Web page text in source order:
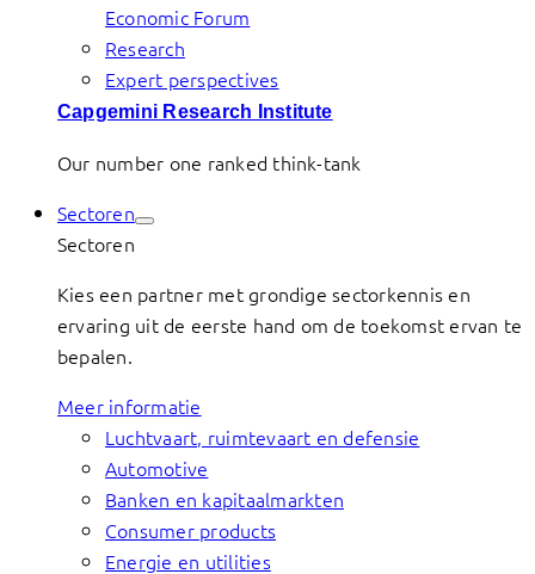
Economic Forum
Research
Expert perspectives
Capgemini Research Institute
Our number one ranked think-tank
Sectoren
Sectoren
Kies een partner met grondige sectorkennis en
ervaring uit de eerste hand om de toekomst ervan te
bepalen.
Meer informatie
Luchtvaart, ruimtevaart en defensie
Automotive
Banken en kapitaalmarkten
Consumer products
Energie en utilities